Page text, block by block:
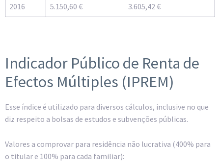
2016 5.150,60 € 3.605,42 €
Indicador Público de Renta de
Efectos Múltiples (IPREM)
Esse índice é utilizado para diversos cálculos, inclusive no que
diz respeito a bolsas de estudos e subvenções públicas.
Valores a comprovar para residência não lucrativa (400% para
o titular e 100% para cada familiar):